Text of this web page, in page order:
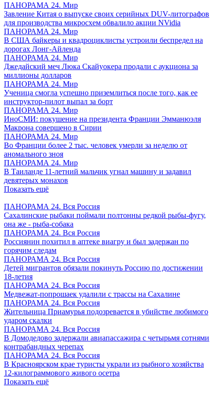
ПАНОРАМА 24. Мир
Завление Китая о выпуске своих серийных DUV-литографов
для производства микросхем обвалило акции NVidia
ПАНОРАМА 24. Мир
В США байкеры и квадроциклисты устроили беспредел на
дорогах Лонг-Айленда
ПАНОРАМА 24. Мир
Джедайский меч Люка Скайуокера продали с аукциона за
миллионы долларов
ПАНОРАМА 24. Мир
Ученица смогла успешно приземлиться после того, как ее
инструктор-пилот выпал за борт
ПАНОРАМА 24. Мир
ИноСМИ: покушение на президента Франции Эмманюэля
Макрона совершено в Сирии
ПАНОРАМА 24. Мир
Во Франции более 2 тыс. человек умерли за неделю от
аномального зноя
ПАНОРАМА 24. Мир
В Таиланде 11-летний мальчик угнал машину и задавил
девятерых монахов
Показать ещё
ПАНОРАМА 24. Вся Россия
Сахалинские рыбаки поймали полтонны редкой рыбы-фугу,
она же - рыба-собака
ПАНОРАМА 24. Вся Россия
Россиянин похитил в аптеке виагру и был задержан по
горячим следам
ПАНОРАМА 24. Вся Россия
Детей мигрантов обязали покинуть Россию по достижении
18-летия
ПАНОРАМА 24. Вся Россия
Медвежат-попрошаек удалили с трассы на Сахалине
ПАНОРАМА 24. Вся Россия
Жительница Приамурья подозревается в убийстве любимого
ударом скалки
ПАНОРАМА 24. Вся Россия
В Домодедово задержали авиапассажира с четырьмя сотнями
контрабандных черепах
ПАНОРАМА 24. Вся Россия
В Красноярском крае туристы украли из рыбного хозяйства
12-килограммового живого осетра
Показать ещё